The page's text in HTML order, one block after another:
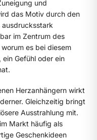
und
das Motiv durch den
im Zentrum des
es bei diesem
Gefühl oder ein
Herzanhängern wirkt
Gleichzeitig bringt
Ausstrahlung mit.
Markt häufig als
Geschenkideen